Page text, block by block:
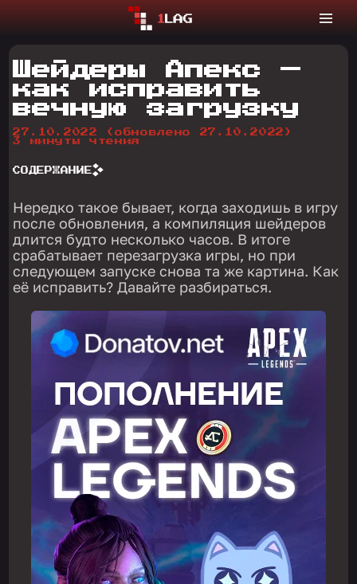
Шейдеры Апекс —
как исправить
вечную загрузку
27.10.2022
(обновлено 27.10.2022)
3 минуты чтения
СОДЕРЖАНИЕ
Нередко такое бывает, когда заходишь в игру
после обновления, а компиляция шейдеров
длится будто несколько часов. В итоге
срабатывает перезагрузка игры, но при
следующем запуске снова та же картина. Как
её исправить? Давайте разбираться.